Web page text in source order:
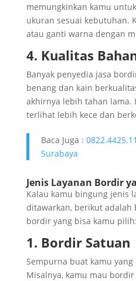
memungkinkan kamu
ukuran sesuai kebutuhan.
atau ganti warna dengan
4. Kualitas
Banyak penyedia jasa
benang dan kain
akhirnya lebih tahan lama.
terlihat lebih kece dan
Baca Juga :
Surabaya
Jenis Layanan Bordir
Kalau kamu bingung jenis
ditawarkan, berikut adalah
bordir yang bisa kamu pilih:
1. Bordir Satuan
Sempurna buat kamu yang
Misalnya, kamu mau